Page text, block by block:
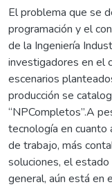
El problema que se
programación y el
de la Ingeniería
investigadores en el
escenarios
producción se
“NPCompletos”.A
tecnología en cuanto
de trabajo, más
soluciones, el
general, aún está en